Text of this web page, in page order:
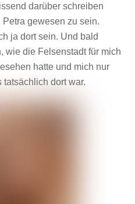
darüber schreiben
gewesen zu sein.
ja dort sein. Und bald
wie die Felsenstadt für mich
hatte und mich nur
dort war.